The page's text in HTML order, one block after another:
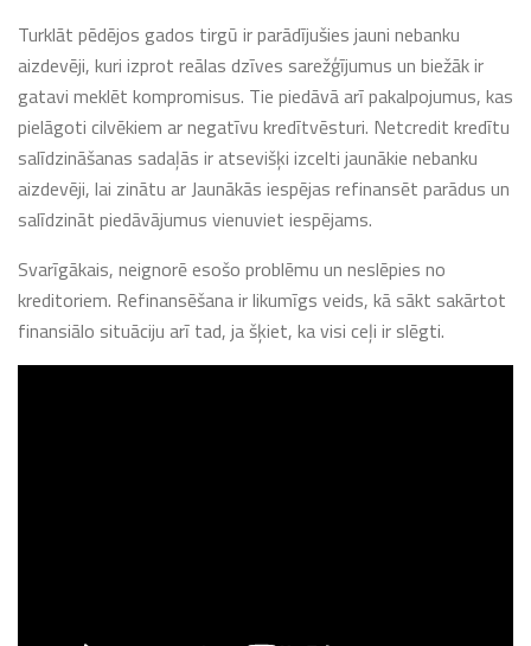
Turklāt pēdējos gados tirgū ir parādījušies jauni nebanku
aizdevēji, kuri izprot reālas dzīves sarežģījumus un biežāk ir
gatavi meklēt kompromisus. Tie piedāvā arī pakalpojumus, kas
pielāgoti cilvēkiem ar negatīvu kredītvēsturi. Netcredit kredītu
salīdzināšanas sadaļās ir atsevišķi izcelti jaunākie nebanku
aizdevēji, lai zinātu ar Jaunākās iespējas refinansēt parādus un
salīdzināt piedāvājumus vienuviet iespējams.
Svarīgākais, neignorē esošo problēmu un neslēpies no
kreditoriem. Refinansēšana ir likumīgs veids, kā sākt sakārtot
finansiālo situāciju arī tad, ja šķiet, ka visi ceļi ir slēgti.